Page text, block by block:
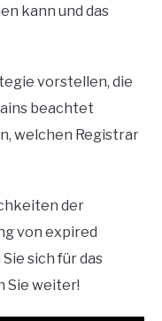
kann und das
vorstellen, die
beachtet
welchen Registrar
der
von expired
sich für das
Sie weiter!